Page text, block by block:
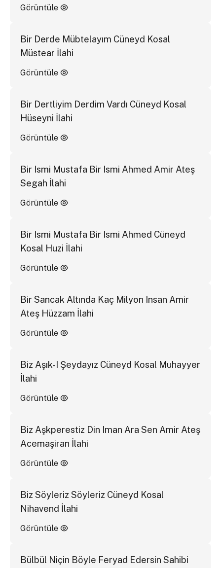
Görüntüle
Bir Derde Mübtelayım Cüneyd Kosal
Müstear İlahi
Görüntüle
Bir Dertliyim Derdim Vardı Cüneyd Kosal
Hüseyni İlahi
Görüntüle
Bir Ismi Mustafa Bir Ismi Ahmed Amir Ateş
Segah İlahi
Görüntüle
Bir Ismi Mustafa Bir Ismi Ahmed Cüneyd
Kosal Huzi İlahi
Görüntüle
Bir Sancak Altında Kaç Milyon Insan Amir
Ateş Hüzzam İlahi
Görüntüle
Biz Aşık-I Şeydayız Cüneyd Kosal Muhayyer
İlahi
Görüntüle
Biz Aşkperestiz Din Iman Ara Sen Amir Ateş
Acemaşiran İlahi
Görüntüle
Biz Söyleriz Söyleriz Cüneyd Kosal
Nihavend İlahi
Görüntüle
Bülbül Niçin Böyle Feryad Edersin Sahibi